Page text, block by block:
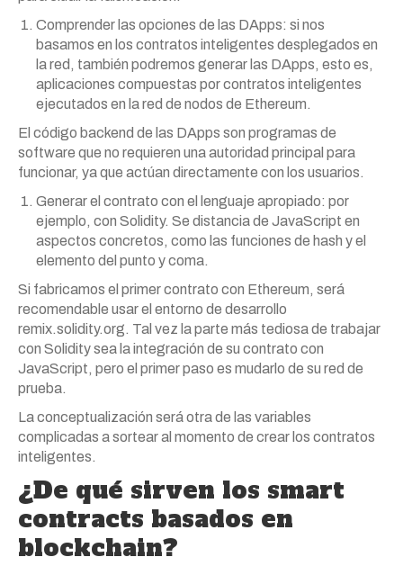
Comprender las opciones de las DApps: si nos
basamos en los contratos inteligentes desplegados en
la red, también podremos generar las DApps, esto es,
aplicaciones compuestas por contratos inteligentes
ejecutados en la red de nodos de Ethereum.
El código backend de las DApps son programas de
software que no requieren una autoridad principal para
funcionar, ya que actúan directamente con los usuarios.
Generar el contrato con el lenguaje apropiado: por
ejemplo, con Solidity. Se distancia de JavaScript en
aspectos concretos, como las funciones de hash y el
elemento del punto y coma.
Si fabricamos el primer contrato con Ethereum, será
recomendable usar el entorno de desarrollo
remix.solidity.org. Tal vez la parte más tediosa de trabajar
con Solidity sea la integración de su contrato con
JavaScript, pero el primer paso es mudarlo de su red de
prueba.
La conceptualización será otra de las variables
complicadas a sortear al momento de crear los contratos
inteligentes.
¿De qué sirven los smart
contracts basados en
blockchain?